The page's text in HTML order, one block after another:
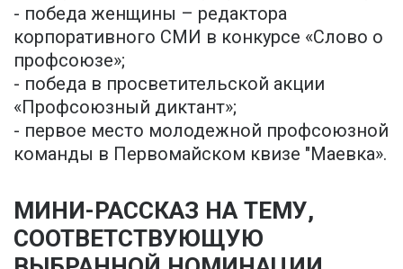
- победа женщины – редактора
корпоративного СМИ в конкурсе «Слово о
профсоюзе»;
- победа в просветительской акции
«Профсоюзный диктант»;
- первое место молодежной профсоюзной
команды в Первомайском квизе "Маевка».
МИНИ-РАССКАЗ НА ТЕМУ,
СООТВЕТСТВУЮЩУЮ